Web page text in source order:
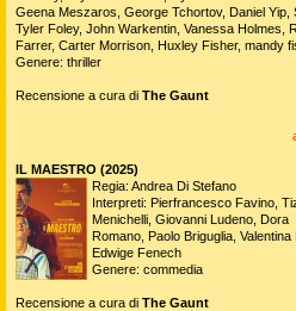
Geena Meszaros, George Tchortov, Daniel Yip,
Tyler Foley, John Warkentin, Vanessa Holmes,
Farrer, Carter Morrison, Huxley Fisher, mandy
Genere: thriller
Recensione a cura di The Gaunt
IL MAESTRO (2025)
Regia: Andrea Di Stefano
Interpreti: Pierfrancesco Favino,
Menichelli, Giovanni Ludeno, Dora
Romano, Paolo Briguglia, Valentina
Edwige Fenech
Genere: commedia
Recensione a cura di The Gaunt